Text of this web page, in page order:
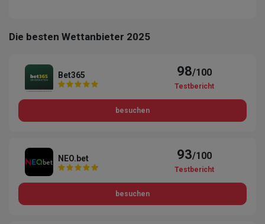
Die besten Wettanbieter 2025
Bet365 98/100
Testbericht
besuchen
NEO.bet 93/100
Testbericht
besuchen